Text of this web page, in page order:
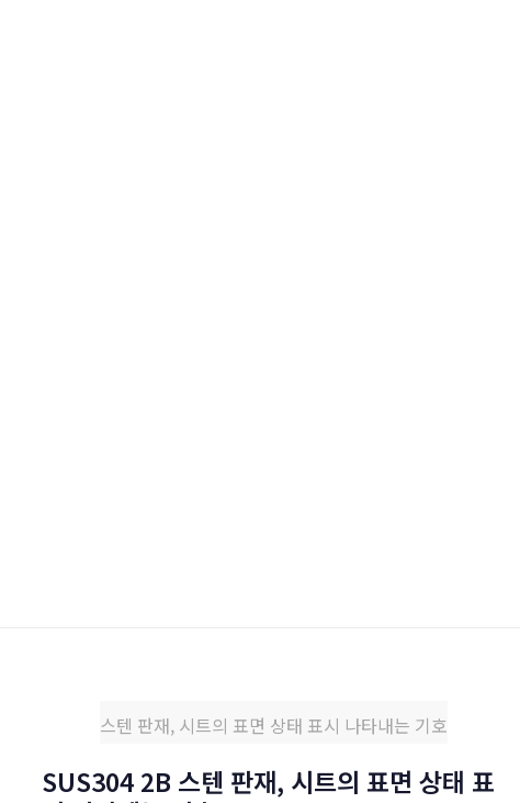
스텐 판재, 시트의 표면 상태 표시 나타내는 기호
SUS304 2B 스텐 판재, 시트의 표면 상태 표